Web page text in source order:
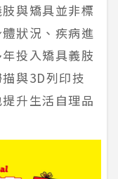
與矯具並非標
狀況、疾病進
投入矯具義肢
與3D列印技
升生活自理品